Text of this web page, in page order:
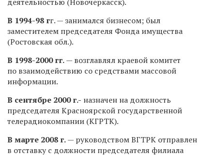
В 1994-98 гг. — занимался бизнесом; был
заместителем председателя Фонда имущества
(Ростовская обл.).
В 1998-2000 гг.— возглавлял краевой комитет
по взаимодействию со средствами массовой
информации.
В сентябре 2000 г.- назначен на должность
председателя Красноярской государственной
телерадиокомпании (КГРТК).
В марте 2008 г.— руководством ВГТРК отправлен
в отставку с должности председателя филиала